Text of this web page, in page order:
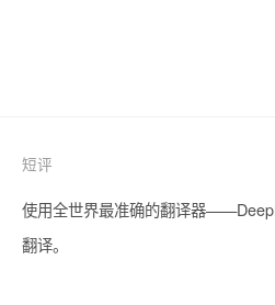
短评
使用全世界最准确的翻译器
翻译。